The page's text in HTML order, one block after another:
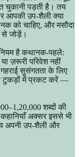
चुकानी पड़ती है। तय
आपकी उप-शैली क्या
को चाहिए, और मसौदा
से जोड़ें।
है कथानक-पहले:
ज़रूरी परिवेश नहीं
सुसंगतता के लिए
टुकड़ों में प्रकट करें —
शब्दों की
अक्सर इससे भी
अपनी उप-शैली और